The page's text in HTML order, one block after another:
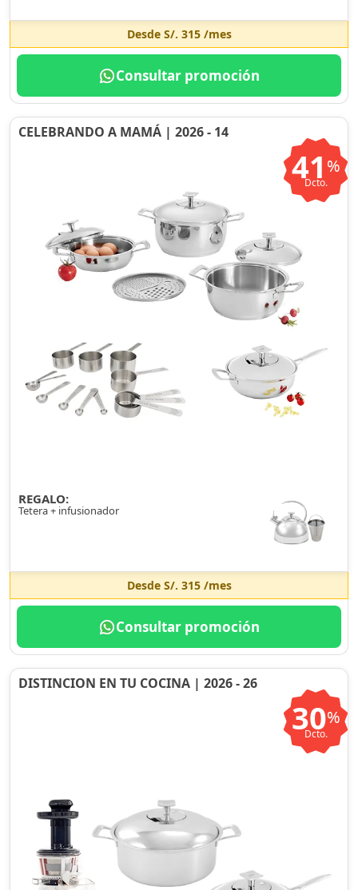
Desde S/. 315/mes
Consultar promoción
CELEBRANDO A MAMÁ | 2026 - 14
41 %
Dcto.
REGALO:
Tetera + infusionador
Desde S/. 315/mes
Consultar promoción
DISTINCION EN TU COCINA | 2026 - 26
30%
Dcto.